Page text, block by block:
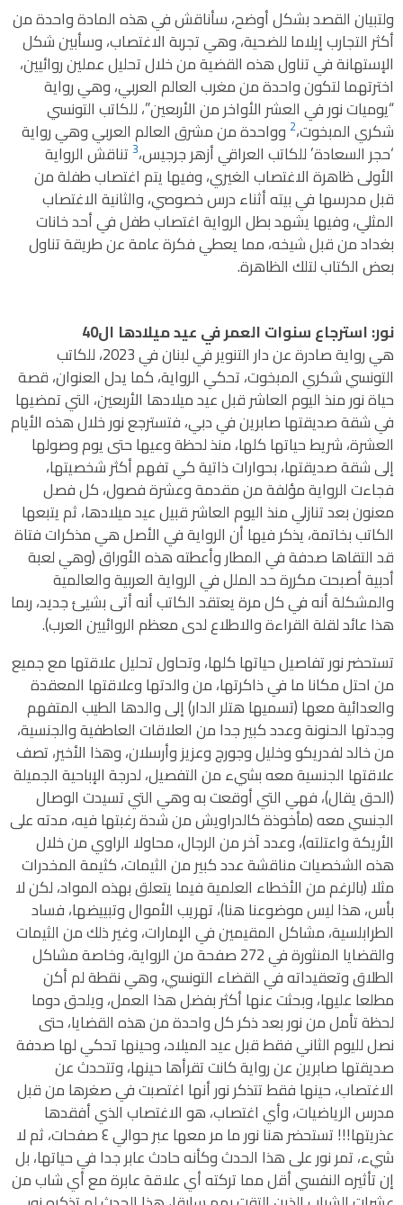
ولتبيان القصد بشكل أوضح، سأناقش في هذه المادة واحدة من
أكثر التجارب إيلاما للضحية، وهي تجربة الاغتصاب، وسأبين شكل
الإستهانة في تناول هذه القضية من خلال تحليل عملين روائيين،
اخترتهما لتكون واحدة من مغرب العالم العربي، وهي رواية
“يوميات نور في العشر الأواخر من الأربعين”، للكاتب التونسي
شكري المبخوت،2 وواحدة من مشرق العالم العربي وهي رواية
‘حجر السعادة’ للكاتب العراقي أزهر جرجيس،3 تناقش الرواية
الأولى ظاهرة الاغتصاب الغيري، وفيها يتم اغتصاب طفلة من
قبل مدرسها في بيته أثناء درس خصوصي، والثانية الاغتصاب
المثلي، وفيها يشهد بطل الرواية اغتصاب طفل في أحد خانات
بغداد من قبل شيخه، مما يعطي فكرة عامة عن طريقة تناول
بعض الكتاب لتلك الظاهرة.
نور: استرجاع سنوات العمر في عيد ميلادها ال40
هي رواية صادرة عن دار التنوير في لبنان في 2023، للكاتب
التونسي شكري المبخوت، تحكي الرواية، كما يدل العنوان، قصة
حياة نور منذ اليوم العاشر قبل عيد ميلادها الأربعين، التي تمضيها
في شقة صديقتها صابرين في دبي، فتسترجع نور خلال هذه الأيام
العشرة، شريط حياتها كلها، منذ لحظة وعيها حتى يوم وصولها
إلى شقة صديقتها، بحوارات ذاتية كي تفهم أكثر شخصيتها،
فجاءت الرواية مؤلفة من مقدمة وعشرة فصول، كل فصل
معنون بعد تنازلي منذ اليوم العاشر قبيل عيد ميلادها، ثم يتبعها
الكاتب بخاتمة، يذكر فيها أن الرواية في الأصل هي مذكرات فتاة
قد التقاها صدفة في المطار وأعطته هذه الأوراق (وهي لعبة
أدبية أصبحت مكررة حد الملل في الرواية العربية والعالمية
والمشكلة أنه في كل مرة يعتقد الكاتب أنه أتى بشيئ جديد، ربما
هذا عائد لقلة القراءة والاطلاع لدى معظم الروائيين العرب).
تستحضر نور تفاصيل حياتها كلها، وتحاول تحليل علاقتها مع جميع
من احتل مكانا ما في ذاكرتها، من والدتها وعلاقتها المعقدة
والعدائية معها (تسميها هتلر الدار) إلى والدها الطيب المتفهم
وجدتها الحنونة وعدد كبير جدا من العلاقات العاطفية والجنسية،
من خالد لفدريكو وخليل وجورج وعزيز وأرسلان، وهذا الأخير، تصف
علاقتها الجنسية معه بشيء من التفصيل، لدرجة الإباحية الجميلة
(الحق يقال)، فهي التي أوقعت به وهي التي تسيدت الوصال
الجنسي معه (مأخوذة كالدراويش من شدة رغبتها فيه، مدته على
الأريكة واعتلته)، وعدد آخر من الرجال، محاولا الراوي من خلال
هذه الشخصيات مناقشة عدد كبير من الثيمات، كثيمة المخدرات
مثلا (بالرغم من الأخطاء العلمية فيما يتعلق بهذه المواد، لكن لا
بأس، هذا ليس موضوعنا هنا)، تهريب الأموال وتبييضها، فساد
الطرابلسية، مشاكل المقيمين في الإمارات، وغير ذلك من الثيمات
والقضايا المنثورة في 272 صفحة من الرواية، وخاصة مشاكل
الطلاق وتعقيداته في القضاء التونسي، وهي نقطة لم أكن
مطلعا عليها، وبحثت عنها أكثر بفضل هذا العمل، ويلحق دوما
لحظة تأمل من نور بعد ذكر كل واحدة من هذه القضايا، حتى
نصل لليوم الثاني فقط قبل عيد الميلاد، وحينها تحكي لها صدفة
صديقتها صابرين عن رواية كانت تقرأها حينها، وتتحدث عن
الاغتصاب، حينها فقط تتذكر نور أنها اغتصبت في صغرها من قبل
مدرس الرياضيات، وأي اغتصاب، هو الاغتصاب الذي أفقدها
عذريتها!!! تستحضر هنا نور ما مر معها عبر حوالي ٤ صفحات، ثم لا
شيء، تمر نور على هذا الحدث وكأنه حادث عابر جدا في حياتها، بل
إن تأثيره النفسي أقل مما تركته أي علاقة عابرة مع أي شاب من